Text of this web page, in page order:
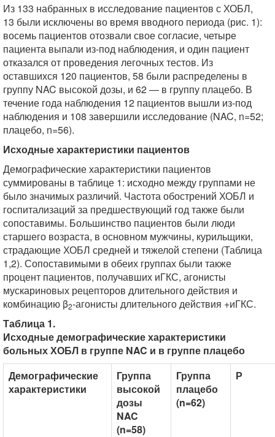
Из 133 набранных в исследование пациентов с ХОБЛ,
13 были исключены во время вводного периода (рис. 1):
восемь пациентов отозвали свое согласие, четыре
пациента выпали из-под наблюдения, и один пациент
отказался от проведения легочных тестов. Из
оставшихся 120 пациентов, 58 были распределены в
группу NAC высокой дозы, и 62 — в группу плацебо. В
течение года наблюдения 12 пациентов вышли из-под
наблюдения и 108 завершили исследование (NAC, n=52;
плацебо, n=56).
Исходные характеристики пациентов
Демографические характеристики пациентов
суммированы в таблице 1: исходно между группами не
было значимых различий. Частота обострений ХОБЛ и
госпитализаций за предшествующий год также были
сопоставимы. Большинство пациентов были люди
старшего возраста, в основном мужчины, курильщики,
страдающие ХОБЛ средней и тяжелой степени (Таблица
1,2). Сопоставимыми в обеих группах были также
процент пациентов, получавших иГКС, агонисты
мускариновых рецепторов длительного действия и
комбинацию β2-агонисты длительного действия +иГКС.
Таблица 1.
Исходные демографические характеристики
больных ХОБЛ в группе NAC и в группе плацебо
Демографические
характеристики
Группа
высокой
дозы
NAC
(n=58)
Группа
плацебо
(n=62)
Р